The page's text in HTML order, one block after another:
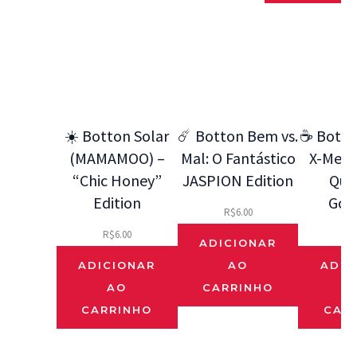
☀️ Botton Solar
(MAMAMOO) –
“Chic Honey”
Edition
R$6.00
ADICIONAR
AO
CARRINHO
☄️ Botton Bem vs.
Mal: O Fantástico
JASPION Edition
R$6.00
ADICIONAR
AO
CARRINHO
☕
X-Men